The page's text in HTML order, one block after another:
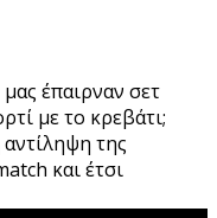
έπαιρναν σετ
με το κρεβάτι;
της
και έτσι